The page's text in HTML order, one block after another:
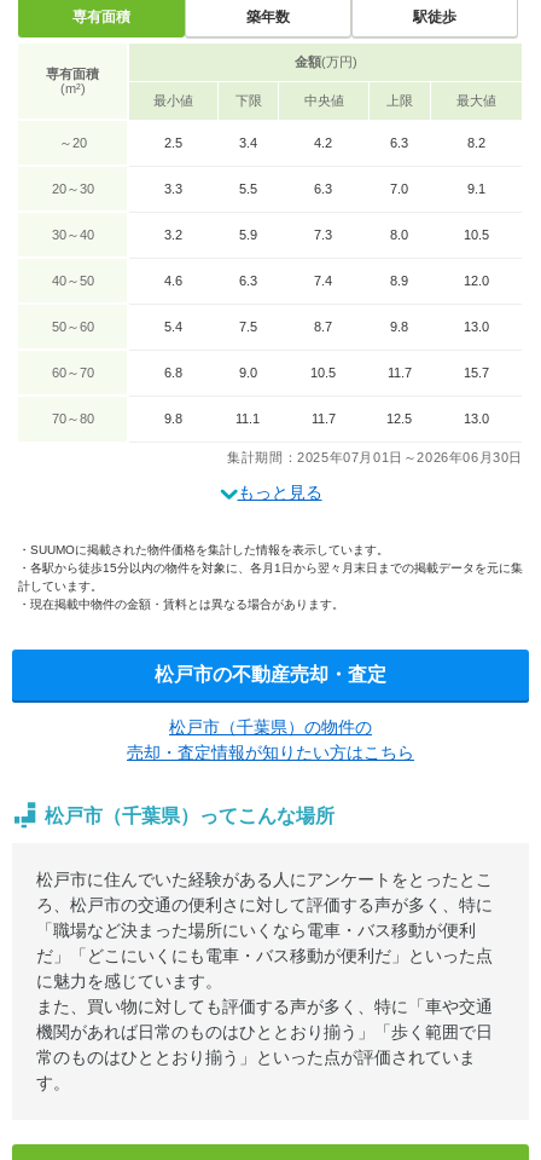
専有面積 築年数 駅徒歩
専有面積
(m²)
金額(万円)
最小値 下限 中央値 上限 最大値
～20 2.5 3.4 4.2 6.3 8.2
20～30 3.3 5.5 6.3 7.0 9.1
30～40 3.2 5.9 7.3 8.0 10.5
40～50 4.6 6.3 7.4 8.9 12.0
50～60 5.4 7.5 8.7 9.8 13.0
60～70 6.8 9.0 10.5 11.7 15.7
70～80 9.8 11.1 11.7 12.5 13.0
集計期間：2025年07月01日～2026年06月30日
もっと見る
SUUMOに掲載された物件価格を集計した情報を表示しています。
各駅から徒歩15分以内の物件を対象に、各月1日から翌々月末日までの掲載データを元に集
計しています。
現在掲載中物件の金額・賃料とは異なる場合があります。
松戸市の不動産売却・査定
松戸市（千葉県）の物件の
売却・査定情報が知りたい方はこちら
松戸市（千葉県）ってこんな場所
松戸市に住んでいた経験がある人にアンケートをとったとこ
ろ、松戸市の交通の便利さに対して評価する声が多く、特に
「職場など決まった場所にいくなら電車・バス移動が便利
だ」「どこにいくにも電車・バス移動が便利だ」といった点
に魅力を感じています。
また、買い物に対しても評価する声が多く、特に「車や交通
機関があれば日常のものはひととおり揃う」「歩く範囲で日
常のものはひととおり揃う」といった点が評価されていま
す。